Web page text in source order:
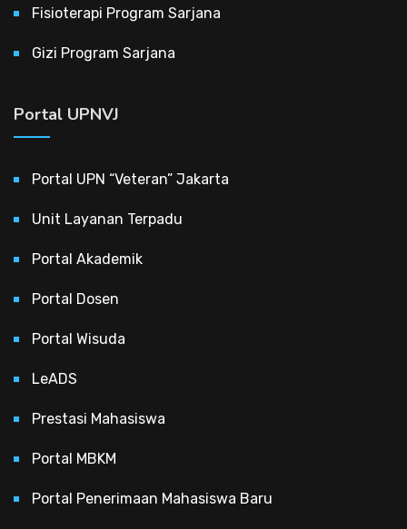
Fisioterapi Program Sarjana
Gizi Program Sarjana
Portal UPNVJ
Portal UPN “Veteran” Jakarta
Unit Layanan Terpadu
Portal Akademik
Portal Dosen
Portal Wisuda
LeADS
Prestasi Mahasiswa
Portal MBKM
Portal Penerimaan Mahasiswa Baru